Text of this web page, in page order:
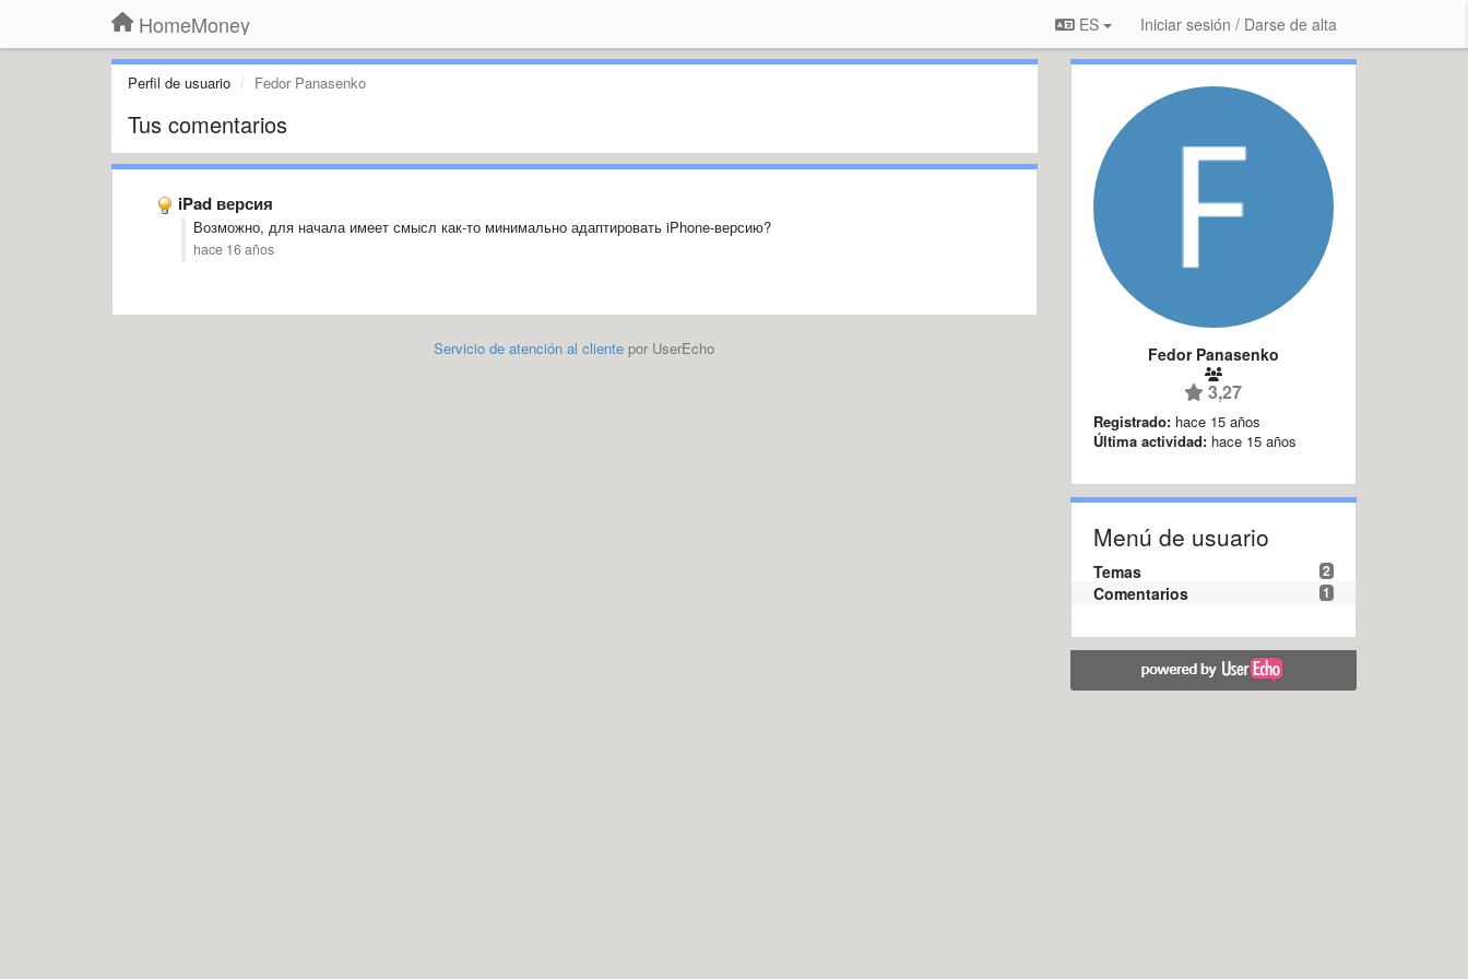
HomeMoney ES Iniciar sesión / Darse de alta
Perfil de usuario Fedor Panasenko
Tus comentarios
iPad версия
Возможно, для начала имеет смысл как-то минимально адаптировать iPhone-версию?
hace 16 años
Servicio de atención al clientepor UserEcho Fedor Panasenko
3,27
Registrado: hace 15 años
Última actividad: hace 15 años
Menú de usuario
2
Temas
1
Comentarios